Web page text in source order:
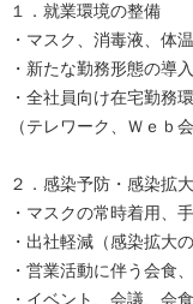
１．就業環境の整備
・マスク、消毒液、体
・新たな勤務形態の導
・全社員向け在宅勤務
（テレワーク、Ｗｅｂ
２．感染予防・感染拡
・マスクの常時着用、
・出社軽減（感染拡大
・営業活動に伴う会食
・イベント、会議、会